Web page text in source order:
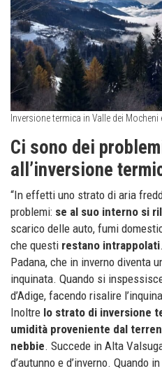
Inversione termica in Valle dei
Ci sono dei
all’inversione
“In effetti uno strato di aria
problemi: se al suo interno si
scarico delle auto, fumi
che questi restano intrappolati
Padana, che in inverno diventa
inquinata. Quando si
d’Adige, facendo risalire
Inoltre lo strato di inversione
umidità proveniente dal
nebbie. Succede in Alta
d’autunno e d’inverno. Quando